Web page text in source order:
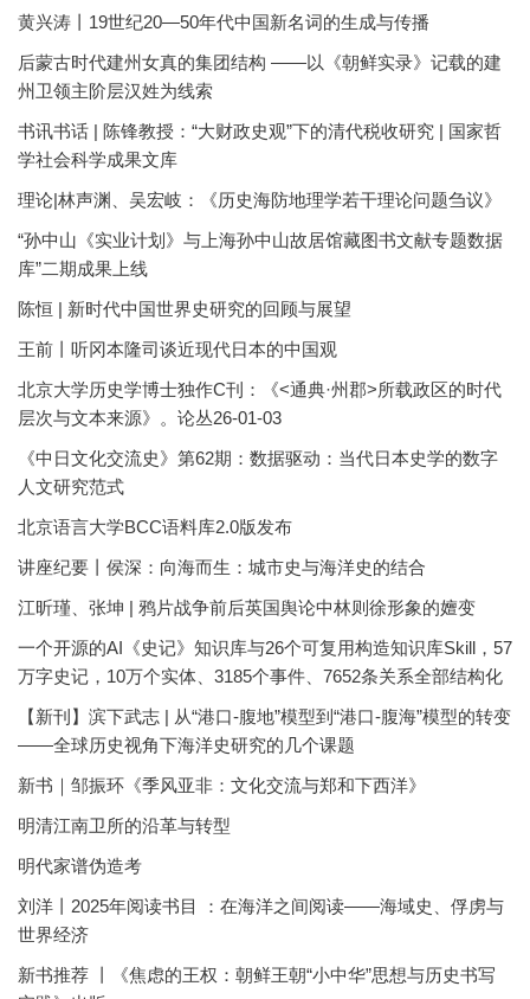
黄兴涛丨19世纪20—50年代中国新名词的生成与传播
后蒙古时代建州女真的集团结构 ——以《朝鲜实录》记载的建
州卫领主阶层汉姓为线索
书讯书话 | 陈锋教授：“大财政史观”下的清代税收研究 | 国家哲
学社会科学成果文库
理论|林声渊、吴宏岐：《历史海防地理学若干理论问题刍议》
“孙中山《实业计划》与上海孙中山故居馆藏图书文献专题数据
库”二期成果上线
陈恒 | 新时代中国世界史研究的回顾与展望
王前丨听冈本隆司谈近现代日本的中国观
北京大学历史学博士独作C刊：《<通典·州郡>所载政区的时代
层次与文本来源》。论丛26-01-03
《中日文化交流史》第62期：数据驱动：当代日本史学的数字
人文研究范式
北京语言大学BCC语料库2.0版发布
讲座纪要丨侯深：向海而生：城市史与海洋史的结合
江昕瑾、张坤 | 鸦片战争前后英国舆论中林则徐形象的嬗变
一个开源的AI《史记》知识库与26个可复用构造知识库Skill，57
万字史记，10万个实体、3185个事件、7652条关系全部结构化
【新刊】滨下武志 | 从“港口-腹地”模型到“港口-腹海”模型的转变
——全球历史视角下海洋史研究的几个课题
新书｜邹振环《季风亚非：文化交流与郑和下西洋》
明清江南卫所的沿革与转型
明代家谱伪造考
刘洋丨2025年阅读书目 ：在海洋之间阅读——海域史、俘虏与
世界经济
新书推荐 丨《焦虑的王权：朝鲜王朝“小中华”思想与历史书写